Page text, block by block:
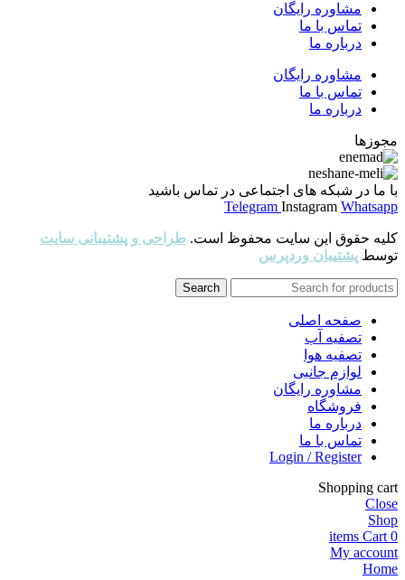
مشاوره رایگان
تماس با ما
درباره ما
مشاوره رایگان
تماس با ما
درباره ما
مجوزها
با ما در شبکه های اجتماعی در تماس باشید
Telegram Instagram Whatsapp
کلیه حقوق این سایت محفوظ است. طراحی و پشتیبانی سایت
توسط پشتیبان وردپرس
Search
صفحه اصلی
تصفیه آب
تصفیه هوا
لوازم جانبی
مشاوره رایگان
فروشگاه
درباره ما
تماس با ما
Login / Register
Shopping cart
Close
Shop
0
items Cart
My account
Home